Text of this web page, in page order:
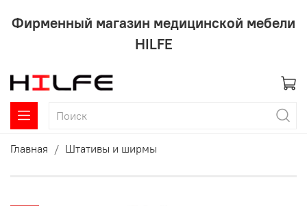
Фирменный магазин медицинской мебели
HILFE
Главная Штативы и ширмы